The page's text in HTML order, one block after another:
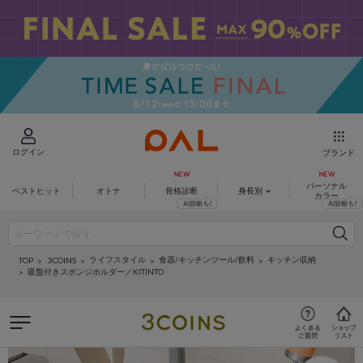
ログイン ブランド
ベストヒット オトナ 骨格診断 身長別
パーソナル
カラー
TOP 3COINS ライフスタイル 食器/キッチンツール/飲料
キッチン収納
吸盤付きスポンジホルダー／KITINTO